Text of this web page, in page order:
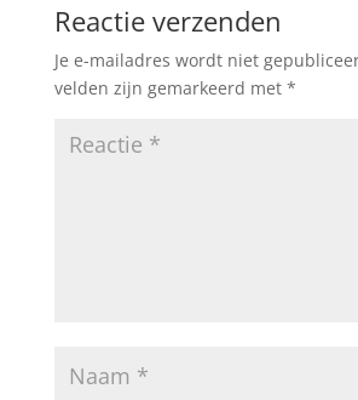
Reactie verzenden
Je e-mailadres wordt niet
velden zijn gemarkeerd met *